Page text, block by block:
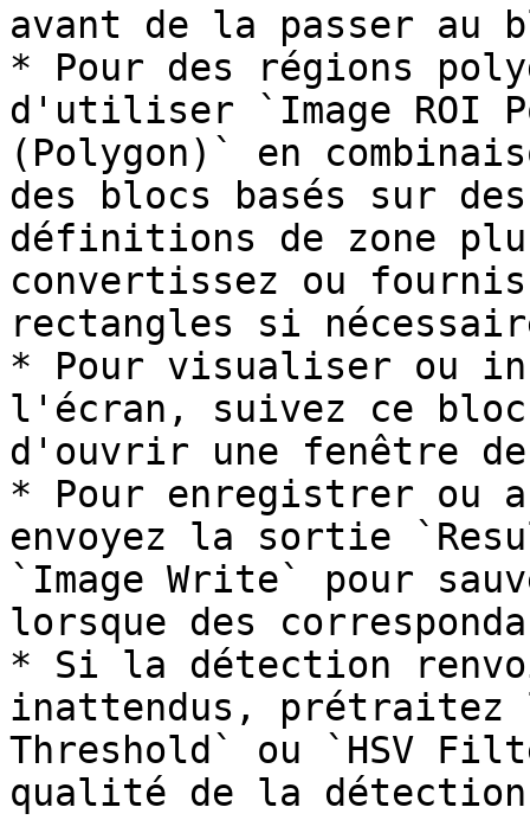
avant de la passer au
* Pour des régions
d'utiliser `Image ROI
(Polygon)` en
des blocs basés sur
définitions de zone
convertissez ou
rectangles si
* Pour visualiser ou
l'écran, suivez ce bloc
d'ouvrir une fenêtre
* Pour enregistrer ou
envoyez la sortie
`Image Write` pour
lorsque des
* Si la détection
inattendus, prétraitez
Threshold` ou `HSV
qualité de la détection